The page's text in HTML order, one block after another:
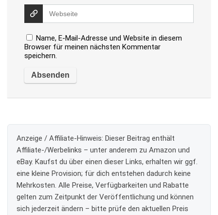
Name, E-Mail-Adresse und Website in diesem
Browser für meinen nächsten Kommentar
speichern.
Anzeige / Affiliate-Hinweis: Dieser Beitrag enthält
Affiliate-/Werbelinks – unter anderem zu Amazon und
eBay. Kaufst du über einen dieser Links, erhalten wir ggf.
eine kleine Provision; für dich entstehen dadurch keine
Mehrkosten. Alle Preise, Verfügbarkeiten und Rabatte
gelten zum Zeitpunkt der Veröffentlichung und können
sich jederzeit ändern – bitte prüfe den aktuellen Preis